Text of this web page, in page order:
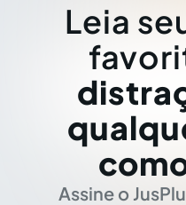
Leia
Assine o